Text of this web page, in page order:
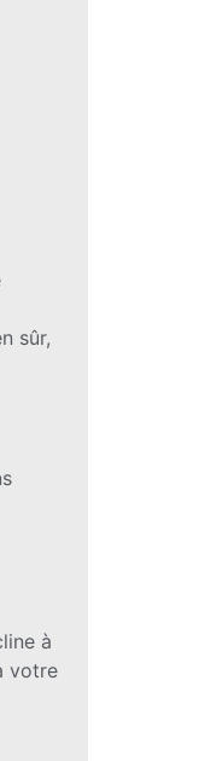
sûr,
à
votre